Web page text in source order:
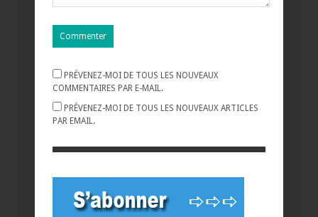
PRÉVENEZ-MOI DE TOUS LES NOUVEAUX
COMMENTAIRES PAR E-MAIL.
PRÉVENEZ-MOI DE TOUS LES NOUVEAUX ARTICLES
PAR EMAIL.